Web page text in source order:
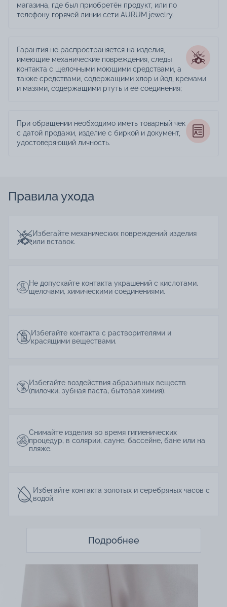
магазина, где был приобретён продукт, или по
телефону горячей линии сети AURUM jewelry.
Гарантия не распространяется на изделия,
имеющие механические повреждения, следы
контакта с щелочными моющими средствами, а
также средствами, содержащими хлор и йод, кремами
и мазями, содержащими ртуть и её соединения;
При обращении необходимо иметь товарный чек
с датой продажи, изделие с биркой и документ,
удостоверяющий личность.
Правила ухода
Избегайте механических повреждений изделия
или вставок.
Не допускайте контакта украшений с кислотами,
щелочами, химическими соединениями.
Избегайте контакта с растворителями и
красящими веществами.
Избегайте воздействия абразивных веществ
(пилочки, зубная паста, бытовая химия).
Снимайте изделия во время гигиенических
процедур, в солярии, сауне, бассейне, бане или на
пляже.
Избегайте контакта золотых и серебряных часов с
водой.
Подробнее